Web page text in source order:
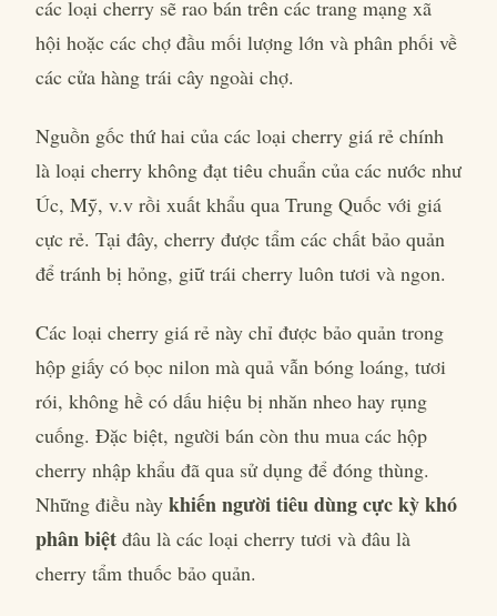
các loại cherry sẽ rao bán trên các trang mạng xã
hội hoặc các chợ đầu mối lượng lớn và phân phối về
các cửa hàng trái cây ngoài chợ.
Nguồn gốc thứ hai của các loại cherry giá rẻ chính
là loại cherry không đạt tiêu chuẩn của các nước như
Úc, Mỹ, v.v rồi xuất khẩu qua Trung Quốc với giá
cực rẻ. Tại đây, cherry được tẩm các chất bảo quản
để tránh bị hỏng, giữ trái cherry luôn tươi và ngon.
Các loại cherry giá rẻ này chỉ được bảo quản trong
hộp giấy có bọc nilon mà quả vẫn bóng loáng, tươi
rói, không hề có dấu hiệu bị nhăn nheo hay rụng
cuống. Đặc biệt, người bán còn thu mua các hộp
cherry nhập khẩu đã qua sử dụng để đóng thùng.
Những điều này khiến người tiêu dùng cực kỳ khó
phân biệt đâu là các loại cherry tươi và đâu là
cherry tẩm thuốc bảo quản.